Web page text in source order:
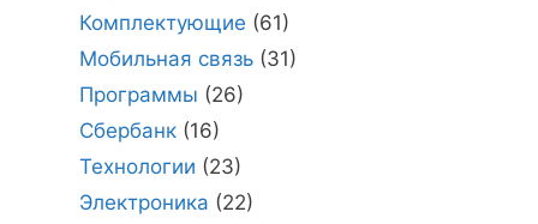
Комплектующие (61)
Мобильная связь(31)
Программы (26)
Сбербанк(16)
Технологии (23)
Электроника (22)